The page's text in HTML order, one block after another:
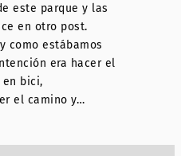
este parque y las
en otro post.
como estábamos
era hacer el
bici,
el camino y…